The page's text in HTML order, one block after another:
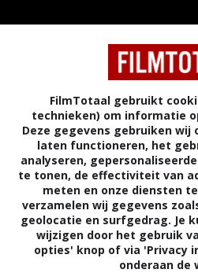
trailer 'The Get Out'
FilmTotaal gebruikt
technieken) om informatie
Deze gegevens gebruiken wij
laten functioneren, het
analyseren,
te tonen, de effectiviteit van
meten en onze diensten
verzamelen wij gegevens
geolocatie en surfgedrag. Je
wijzigen door het gebruik
opties' knop of via 'Privacy
onderaan de